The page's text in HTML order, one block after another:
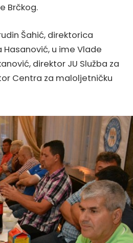
Brčkog.
Šahić, direktorica
Hasanović, u ime Vlade
direktor JU Služba za
Centra za maloljetničku